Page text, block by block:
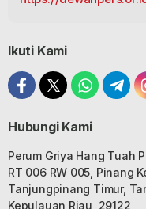
Ikuti Kami
Hubungi Kami
Perum Griya Hang Tuah
RT 006 RW 005, Pinang
Tanjungpinang Timur,
Kepulauan Riau, 29122